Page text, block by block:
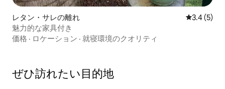
レタン・サレの離れ レビュー5
3.4 (5)
魅力的な家具付き
価格 · ロケーション · 就寝環境のクオリティ
ぜひ訪⁠れ⁠た⁠い目⁠的⁠地